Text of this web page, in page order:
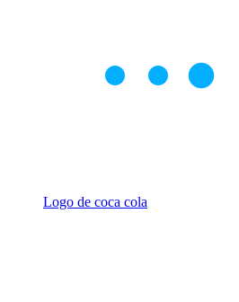
Logo de coca cola